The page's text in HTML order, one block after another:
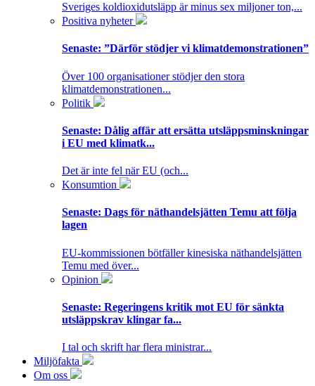
Sveriges koldioxidutsläpp är minus sex miljoner ton,...
Positiva nyheter
Senaste: ”Därför stödjer vi klimatdemonstrationen”
Över 100 organisationer stödjer den stora
klimatdemonstrationen...
Politik
Senaste: Dålig affär att ersätta utsläppsminskningar
i EU med klimatk...
Det är inte fel när EU (och...
Konsumtion
Senaste: Dags för näthandelsjätten Temu att följa
lagen
EU-kommissionen bötfäller kinesiska näthandelsjätten
Temu med över...
Opinion
Senaste: Regeringens kritik mot EU för sänkta
utsläppskrav klingar fa...
I tal och skrift har flera ministrar...
Miljöfakta
Om oss